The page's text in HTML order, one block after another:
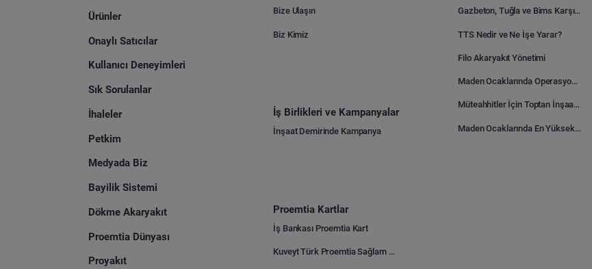
Ürünler
Onaylı Satıcılar
Kullanıcı Deneyimleri
Sık Sorulanlar
İhaleler
Petkim
Medyada Biz
Bayilik Sistemi
Dökme Akaryakıt
Proemtia Dünyası
Proyakıt
Bize Ulaşın
Biz Kimiz
İş Birlikleri ve Kampanyalar
İnşaat Demirinde Kampanya
Proemtia Kartlar
İş Bankası Proemtia Kart
Kuveyt Türk Proemtia Sağlam Bayi Kart
Gazbeton, Tuğla ve Bims Karşılaştırması: Hangisi Daha Avantajlı?
TTS Nedir ve Ne İşe Yarar?
Filo Akaryakıt Yönetimi
Maden Ocaklarında Operasyonel Verimlilik Nasıl Arttırılır?
Müteahhitler İçin Toptan İnşaat Malzemesi Satın Alma Rehberi
Maden Ocaklarında En Yüksek Gider Kalemleri Nelerdir?